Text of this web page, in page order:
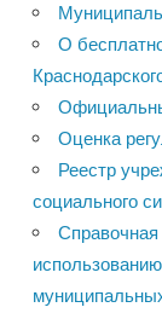
О
Оценка
Реестр
социального